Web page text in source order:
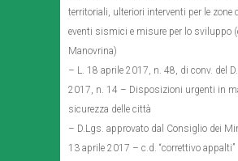
territoriali, ulteriori interventi per le zone
eventi sismici e misure per lo sviluppo
Manovrina)
– L. 18 aprile 2017, n. 48, di conv. del
2017, n. 14 – Disposizioni urgenti in
sicurezza delle città
– D.Lgs. approvato dal Consiglio dei
13 aprile 2017 – c.d. “correttivo appalti”